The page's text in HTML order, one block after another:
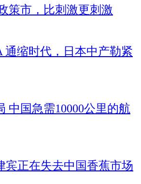
策市，比刺激更刺激
通缩时代，日本中产勒紧
中国急需10000公里的航
宾正在失去中国香蕉市场